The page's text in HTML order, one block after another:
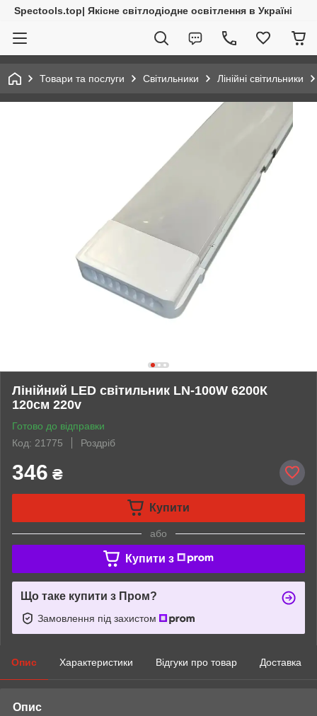
Spectools.top| Якісне світлодіодне освітлення в Україні
Товари та послуги Світильники Лінійні світильники
Лінійний LED світильник LN-100W 6200К
120см 220v
Готово до відправки
Код: 21775
Роздріб
346 ₴
Купити
або
Купити з
Що таке купити з Пром?
Замовлення під захистом
Опис Характеристики Відгуки про товар Доставка
Опис